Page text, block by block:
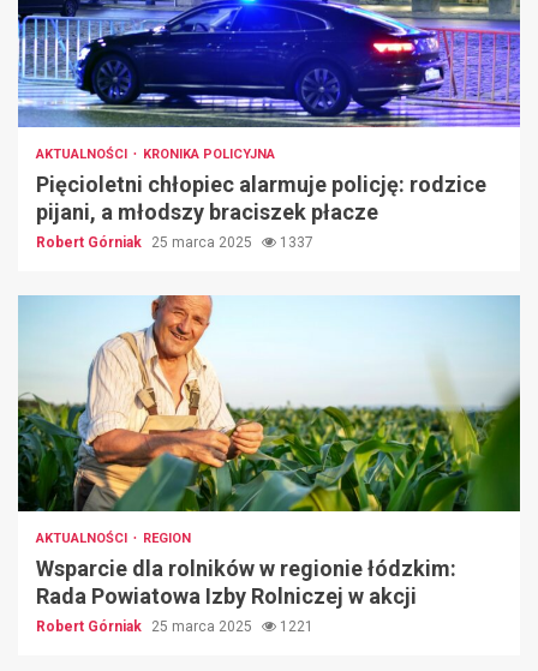
AKTUALNOŚCI KRONIKA POLICYJNA
Pięcioletni chłopiec alarmuje policję: rodzice
pijani, a młodszy braciszek płacze
Robert Górniak 25 marca 2025 1337
AKTUALNOŚCI REGION
Wsparcie dla rolników w regionie łódzkim:
Rada Powiatowa Izby Rolniczej w akcji
Robert Górniak 25 marca 2025 1221